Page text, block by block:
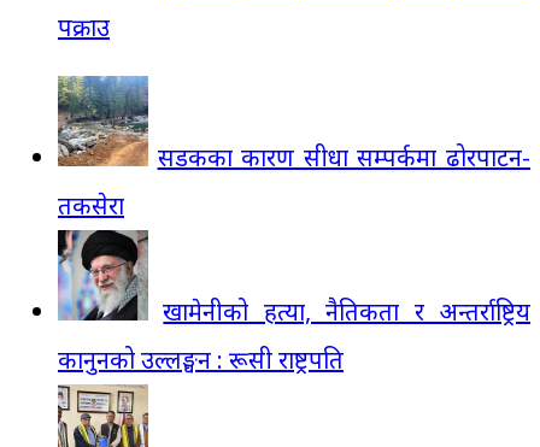
पक्राउ
सडकका कारण सीधा सम्पर्कमा ढोरपाटन-
तकसेरा
खामेनीको हत्या, नैतिकता र अन्तर्राष्ट्रिय
कानुनको उल्लङ्घन : रूसी राष्ट्रपति